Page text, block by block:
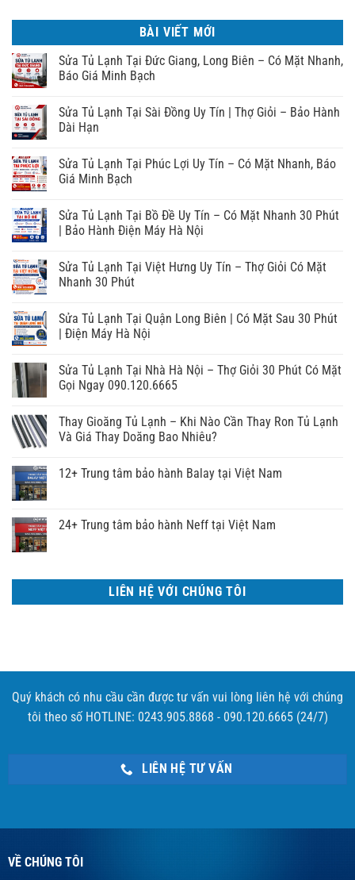
BÀI VIẾT MỚI
Sửa Tủ Lạnh Tại Đức Giang, Long Biên – Có Mặt Nhanh,
Báo Giá Minh Bạch
Sửa Tủ Lạnh Tại Sài Đồng Uy Tín | Thợ Giỏi – Bảo Hành
Dài Hạn
Sửa Tủ Lạnh Tại Phúc Lợi Uy Tín – Có Mặt Nhanh, Báo
Giá Minh Bạch
Sửa Tủ Lạnh Tại Bồ Đề Uy Tín – Có Mặt Nhanh 30 Phút
| Bảo Hành Điện Máy Hà Nội
Sửa Tủ Lạnh Tại Việt Hưng Uy Tín – Thợ Giỏi Có Mặt
Nhanh 30 Phút
Sửa Tủ Lạnh Tại Quận Long Biên | Có Mặt Sau 30 Phút
| Điện Máy Hà Nội
Sửa Tủ Lạnh Tại Nhà Hà Nội – Thợ Giỏi 30 Phút Có Mặt
Gọi Ngay 090.120.6665
Thay Gioăng Tủ Lạnh – Khi Nào Cần Thay Ron Tủ Lạnh
Và Giá Thay Doăng Bao Nhiêu?
12+ Trung tâm bảo hành Balay tại Việt Nam
24+ Trung tâm bảo hành Neff tại Việt Nam
LIÊN HỆ VỚI CHÚNG TÔI
Quý khách có nhu cầu cần được tư vấn vui lòng liên hệ với chúng
tôi theo số HOTLINE: 0243.905.8868 - 090.120.6665 (24/7)
LIÊN HỆ TƯ VẤN
VỀ CHÚNG TÔI